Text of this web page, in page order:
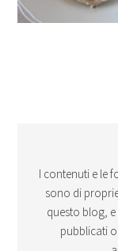
I contenuti e le
sono di
questo blog,
pubblicati